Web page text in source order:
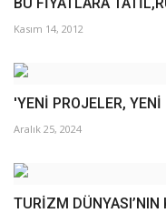
Kasım 14, 2012
'YENİ PROJELER,
Aralık 25, 2024
TURİZM DÜNYASI’NIN